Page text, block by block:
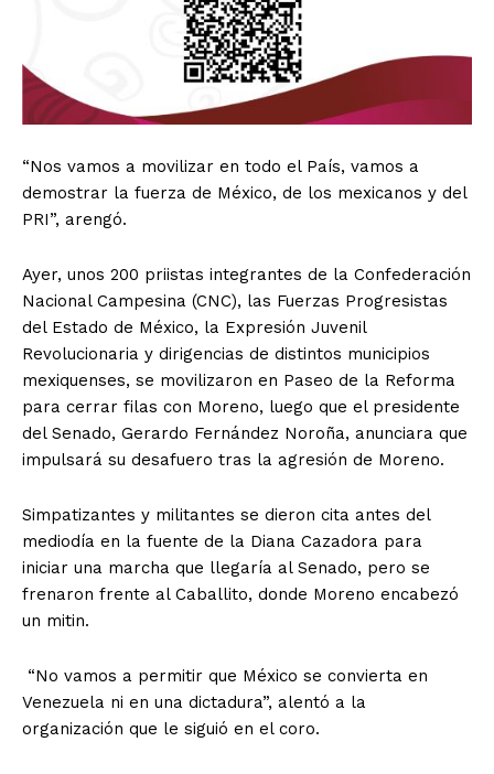
“Nos vamos a movilizar en todo el País, vamos a
demostrar la fuerza de México, de los mexicanos y del
PRI”, arengó.
Ayer, unos 200 priistas integrantes de la Confederación
Nacional Campesina (CNC), las Fuerzas Progresistas
del Estado de México, la Expresión Juvenil
Revolucionaria y dirigencias de distintos municipios
mexiquenses, se movilizaron en Paseo de la Reforma
para cerrar filas con Moreno, luego que el presidente
del Senado, Gerardo Fernández Noroña, anunciara que
impulsará su desafuero tras la agresión de Moreno.
Simpatizantes y militantes se dieron cita antes del
mediodía en la fuente de la Diana Cazadora para
iniciar una marcha que llegaría al Senado, pero se
frenaron frente al Caballito, donde Moreno encabezó
un mitin.
“No vamos a permitir que México se convierta en
Venezuela ni en una dictadura”, alentó a la
organización que le siguió en el coro.